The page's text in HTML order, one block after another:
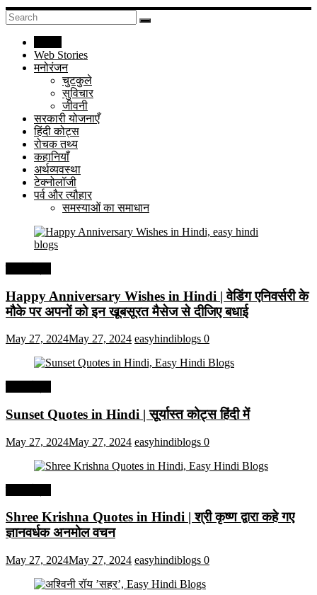
Web Stories
मनोरंजन
चुटकुले
सुविचार
जीवनी
सरकारी योजनाएँ
हिंदी कोट्स
रोचक तथ्य
कहानियाँ
अर्थव्यवस्था
टेक्नोलॉजी
पर्व और त्यौहार
समस्याओं का समाधान
Happy Anniversary Wishes in Hindi | वेडिंग एनिवर्सरी के
मौके पर अपनों को इन खूबसूरत मैसेज से दीजिए बधाई
May 27, 2024May 27, 2024 easyhindiblogs 0
Sunset Quotes in Hindi | सूर्यास्त कोट्स हिंदी में
May 27, 2024May 27, 2024 easyhindiblogs 0
Shree Krishna Quotes in Hindi | श्री कृष्ण द्वारा कहे गए
ज्ञानवर्धक अनमोल वचन
May 27, 2024May 27, 2024 easyhindiblogs 0